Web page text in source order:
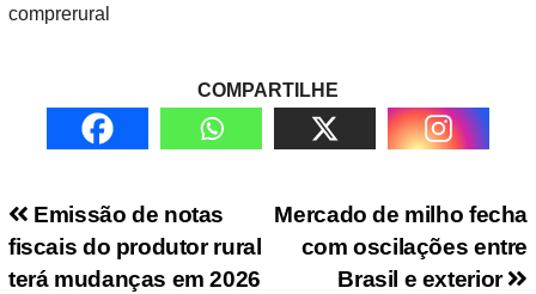
comprerural
COMPARTILHE
Navegação de PostMercado de milho fecha
com oscilações entre
Brasil e exterior
Emissão de notas
fiscais do produtor rural
terá mudanças em 2026